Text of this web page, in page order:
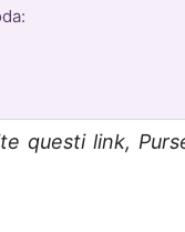
questi link,